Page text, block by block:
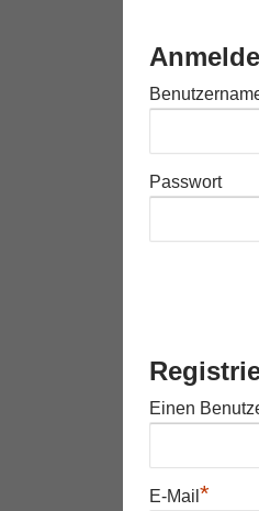
Passwort
Einen
E-Mail *